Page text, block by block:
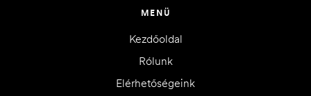
MENÜ
Kezdőoldal
Rólunk
Elérhetőségeink